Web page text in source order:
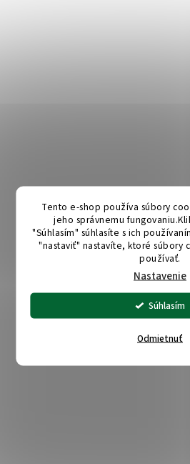
Tento e-shop používa súbory
jeho správnemu
"Súhlasím" súhlasíte s ich
"nastaviť" nastavíte, ktoré súbory
používať.
Nastavenie
Odmietnuť
Súhlasím